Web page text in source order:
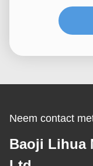
Neem contact
Baoji Lihua